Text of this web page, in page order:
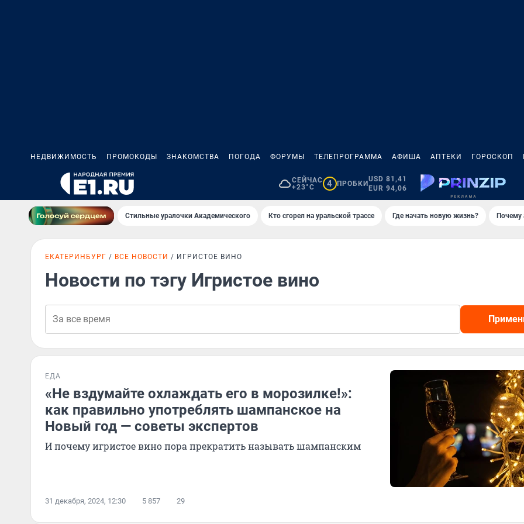
НЕДВИЖИМОСТЬ ПРОМОКОДЫ ЗНАКОМСТВА ПОГОДА ФОРУМЫ ТЕЛЕПРОГРАММА АФИША АПТЕКИ ГОРОСКОП
СЕЙЧАС
+23°C
4 ПРОБКИ
USD 81,41
EUR 94,06
Стильные уралочки Академического Кто сгорел на уральской трассе Где начать новую жизнь? Почему
ЕКАТЕРИНБУРГ ВСЕ НОВОСТИ ИГРИСТОЕ ВИНО
Новости по тэгу Игристое вино
ЕДА
«Не вздумайте охлаждать его в морозилке!»:
как правильно употреблять шампанское на
Новый год — советы экспертов
И почему игристое вино пора прекратить называть шампанским
31 декабря, 2024, 12:30 5 857 29